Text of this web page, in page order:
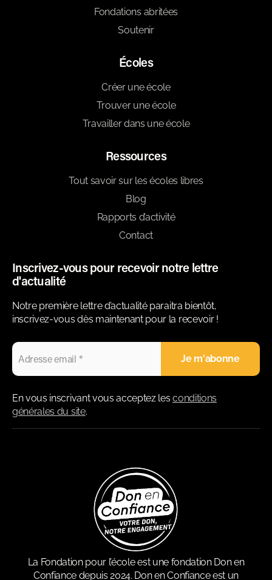
Fondations abritées
Soutenir
Écoles
Créer une école
Trouver une école
Travailler dans une école
Ressources
Tout savoir sur les écoles libres
Blog
Rapports d’activité
Contact
Inscrivez-vous pour recevoir notre lettre
d'actualité
Notre première lettre d’actualité paraitra bientôt,
inscrivez-vous dès maintenant pour la recevoir !
En vous inscrivant vous acceptez lesconditions
générales du site.
La Fondation pour l’école est une fondation Don en
Confiance depuis 2024. Don en Confiance est un